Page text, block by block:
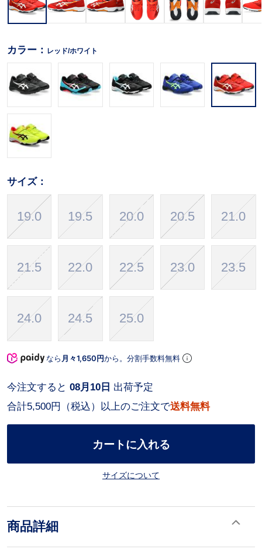
カラー： レッド/ホワイト
サイズ：
19.0 19.5 20.0 20.5 21.0
21.5 22.0 22.5 23.0 23.5
24.0 24.5 25.0
なら 月々1,650円から。分割手数料無料
合計5,500円（税込）以上のご注文で送料無料
今注文すると 08月10日 出荷予定
カートに入れる
サイズについて
商品詳細